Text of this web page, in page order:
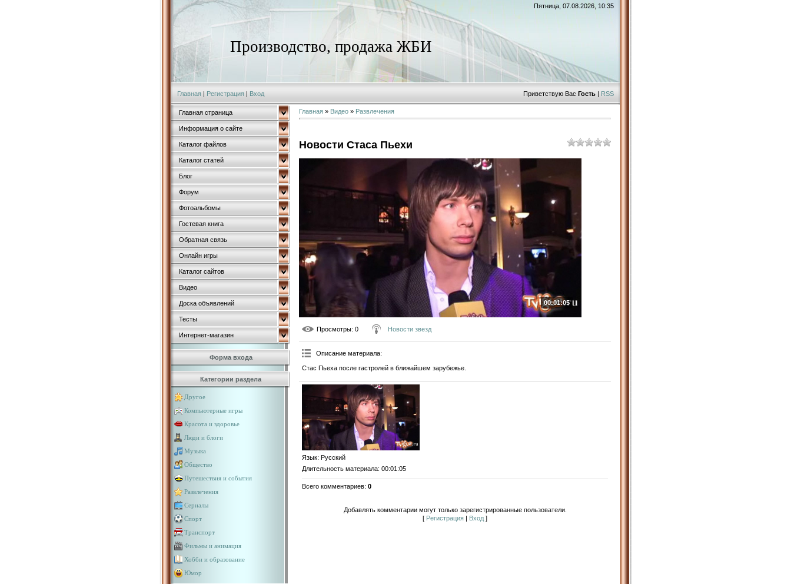
Пятница, 07.08.2026, 10:35
Производство, продажа ЖБИ
Главная | Регистрация | Вход Приветствую Вас Гость | RSS
Главная страница
Информация о сайте
Каталог файлов
Каталог статей
Блог
Форум
Фотоальбомы
Гостевая книга
Обратная связь
Онлайн игры
Каталог сайтов
Видео
Доска объявлений
Тесты
Интернет-магазин
Форма входа
Категории раздела
Другое
Компьютерные игры
Красота и здоровье
Люди и блоги
Музыка
Общество
Путешествия и события
Развлечения
Сериалы
Спорт
Транспорт
Фильмы и анимация
Хобби и образование
Юмор
Главная » Видео » Развлечения
Новости Стаса Пьехи
00:01:05
Просмотры: 0 Новости звезд
Описание материала:
Стас Пьеха после гастролей в ближайшем зарубежье.
Язык: Русский
Длительность материала: 00:01:05
Всего комментариев: 0
Добавлять комментарии могут только зарегистрированные пользователи.
[ Регистрация | Вход ]